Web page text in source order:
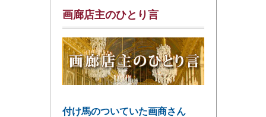
画廊店主のひとり言
付け馬のついていた画商さん